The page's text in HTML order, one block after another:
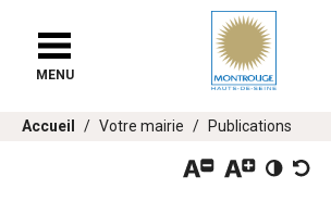
chat
MENU
Vous
Accueil Votre mairie Publications